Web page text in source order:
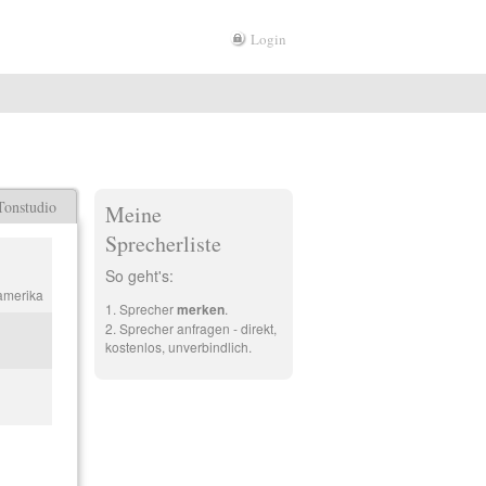
Login
Meine
Sprecherliste
So geht's:
Sprechermerken.
Sprecher anfragen - direkt,
kostenlos, unverbindlich.